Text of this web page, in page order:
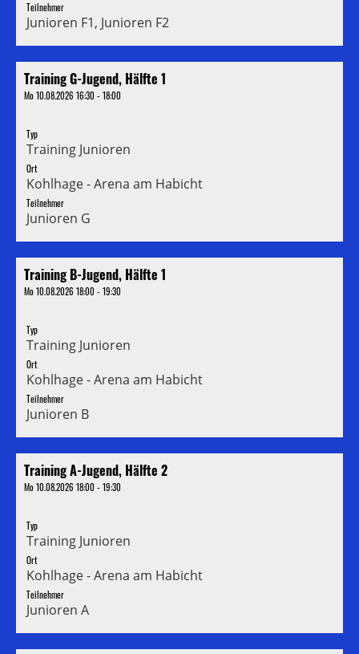
Teilnehmer
Junioren F1, Junioren F2
Training G-Jugend, Hälfte 1
Mo 10.08.2026 16:30 - 18:00
Typ
Training Junioren
Ort
Kohlhage - Arena am Habicht
Teilnehmer
Junioren G
Training B-Jugend, Hälfte 1
Mo 10.08.2026 18:00 - 19:30
Typ
Training Junioren
Ort
Kohlhage - Arena am Habicht
Teilnehmer
Junioren B
Training A-Jugend, Hälfte 2
Mo 10.08.2026 18:00 - 19:30
Typ
Training Junioren
Ort
Kohlhage - Arena am Habicht
Teilnehmer
Junioren A